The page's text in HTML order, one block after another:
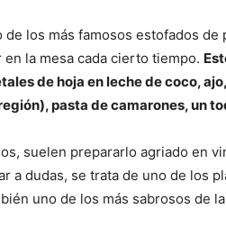
de los más famosos estofados
en la mesa cada cierto tiempo.
de hoja en leche de coco,
pasta de camarones, un
suelen prepararlo agriado en
a dudas, se trata de uno de los
uno de los más sabrosos de